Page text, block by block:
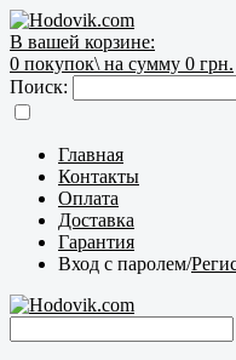
В вашей корзине:
0 покупок\ на сумму 0 грн.
Поиск:
Главная
Контакты
Оплата
Доставка
Гарантия
Вход с паролем/